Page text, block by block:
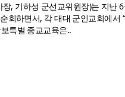
, 기하성 군선교위원장)는 지난
회하면서, 각 대대 군인교회에서
특별 종교교육은..